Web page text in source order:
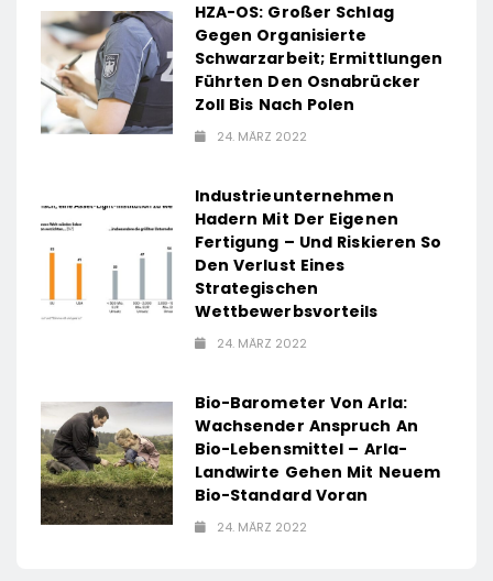
HZA-OS: Großer Schlag
Gegen Organisierte
Schwarzarbeit; Ermittlungen
Führten Den Osnabrücker
Zoll Bis Nach Polen
24. MÄRZ 2022
Industrieunternehmen
Hadern Mit Der Eigenen
Fertigung – Und Riskieren So
Den Verlust Eines
Strategischen
Wettbewerbsvorteils
24. MÄRZ 2022
Bio-Barometer Von Arla:
Wachsender Anspruch An
Bio-Lebensmittel – Arla-
Landwirte Gehen Mit Neuem
Bio-Standard Voran
24. MÄRZ 2022